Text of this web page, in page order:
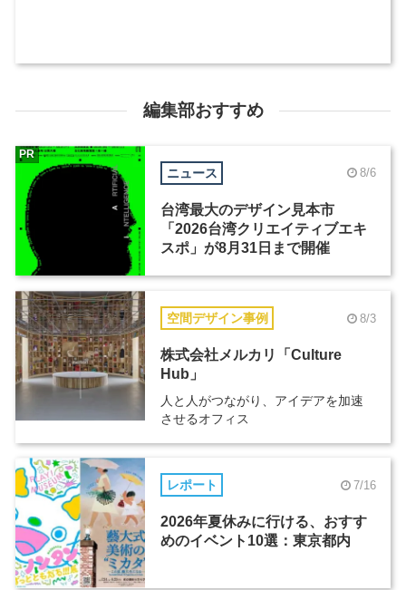
編集部おすすめ
ニュース 8/6
台湾最大のデザイン見本市
「2026台湾クリエイティブエキ
スポ」が8月31日まで開催
PR
空間デザイン事例 8/3
株式会社メルカリ「Culture
Hub」
人と人がつながり、アイデアを加速
させるオフィス
レポート 7/16
2026年夏休みに行ける、おすす
めのイベント10選：東京都内